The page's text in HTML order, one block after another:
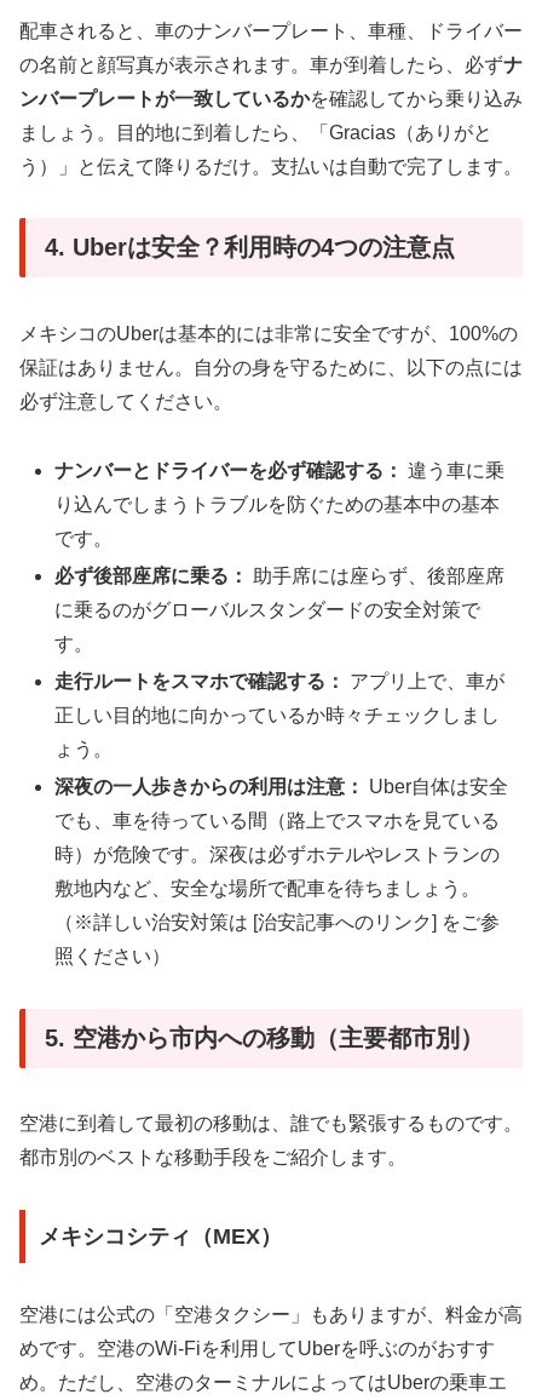
配車されると、車のナンバープレート、車種、ドライバー
の名前と顔写真が表示されます。車が到着したら、必ずナ
ンバープレートが一致しているかを確認してから乗り込み
ましょう。目的地に到着したら、「Gracias（ありがと
う）」と伝えて降りるだけ。支払いは自動で完了します。
4. Uberは安全？利用時の4つの注意点
メキシコのUberは基本的には非常に安全ですが、100%の
保証はありません。自分の身を守るために、以下の点には
必ず注意してください。
ナンバーとドライバーを必ず確認する： 違う車に乗
り込んでしまうトラブルを防ぐための基本中の基本
です。
必ず後部座席に乗る：
助手席には座らず、後部座席
に乗るのがグローバルスタンダードの安全対策で
す。
走行ルートをスマホで確認する：
アプリ上で、車が
正しい目的地に向かっているか時々チェックしまし
ょう。
深夜の一人歩きからの利用は注意：
Uber自体は安全
でも、車を待っている間（路上でスマホを見ている
時）が危険です。深夜は必ずホテルやレストランの
敷地内など、安全な場所で配車を待ちましょう。
（※詳しい治安対策は [治安記事へのリンク] をご参
照ください）
5. 空港から市内への移動（主要都市別）
空港に到着して最初の移動は、誰でも緊張するものです。
都市別のベストな移動手段をご紹介します。
メキシコシティ（MEX）
空港には公式の「空港タクシー」もありますが、料金が高
めです。空港のWi-Fiを利用してUberを呼ぶのがおすす
め。ただし、空港のターミナルによってはUberの乗車エ